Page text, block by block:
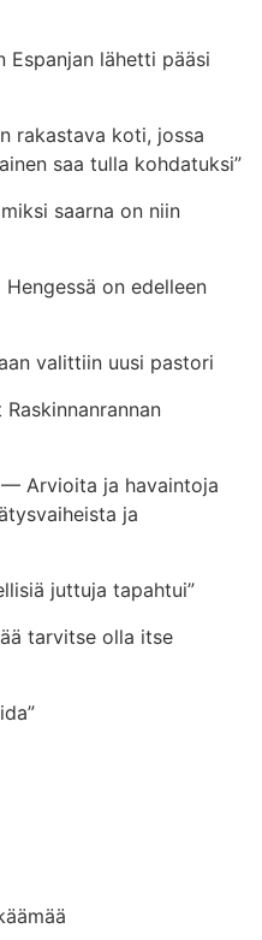
Espanjan lähetti pääsi
rakastava koti, jossa
saa tulla kohdatuksi”
saarna on niin
on edelleen
valittiin uusi pastori
Arvioita ja havaintoja
ja
juttuja tapahtui”
tarvitse olla itse